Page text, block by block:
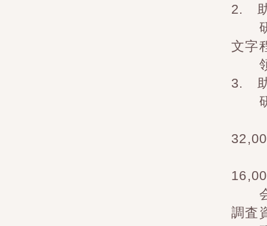
2. 助
研
文字
領
3. 助
研
会
調査